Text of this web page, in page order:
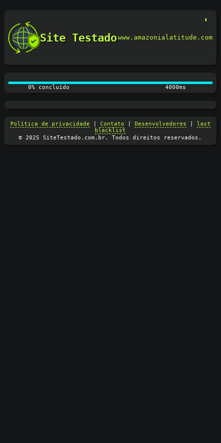
Site Testadowww.amazonialatitude.com
0% concluído 4100ms
Política de privacidade Contato Desenvolvedores
last
blacklist
© 2025 SiteTestado.com.br. Todos direitos reservados.